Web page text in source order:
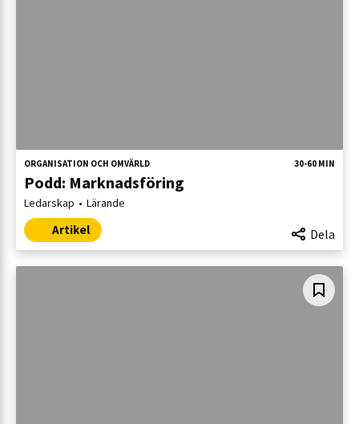
ORGANISATION OCH OMVÄRLD 30-60 MIN
Podd: Marknadsföring
Ledarskap Lärande
Artikel Dela